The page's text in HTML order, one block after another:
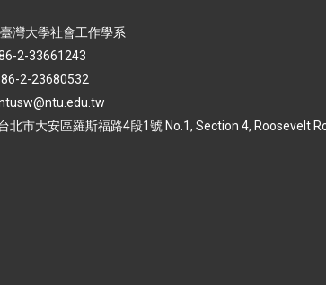
灣大學社會工作學系
2-33661243
2-23680532
北市大安區羅斯福路4段1號 No.1, Section 4, Roosevelt